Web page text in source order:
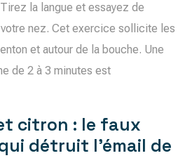
Tirez la langue et essayez de
nez. Cet exercice sollicite les
et autour de la bouche. Une
de 2 à 3 minutes est
citron : le faux
détruit l’émail de